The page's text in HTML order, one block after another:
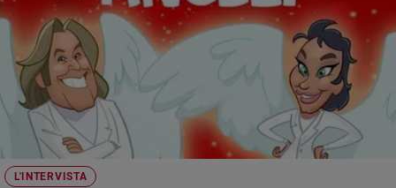
L'INTERVISTA